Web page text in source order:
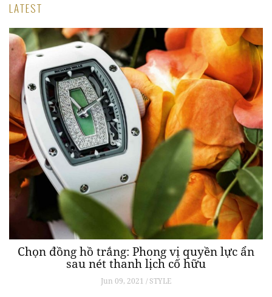
LATEST
Chọn đồng hồ trắng: Phong vị quyền lực ẩn
sau nét thanh lịch cố hữu
Jun 09, 2021 / STYLE